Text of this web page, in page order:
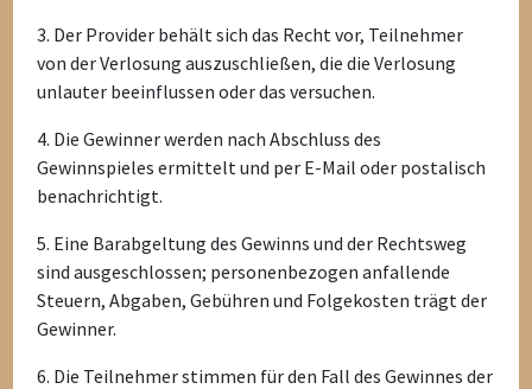
3. Der Provider behält sich das Recht vor, Teilnehmer
von der Verlosung auszuschließen, die die Verlosung
unlauter beeinflussen oder das versuchen.
4. Die Gewinner werden nach Abschluss des
Gewinnspieles ermittelt und per E-Mail oder postalisch
benachrichtigt.
5. Eine Barabgeltung des Gewinns und der Rechtsweg
sind ausgeschlossen; personenbezogen anfallende
Steuern, Abgaben, Gebühren und Folgekosten trägt der
Gewinner.
6. Die Teilnehmer stimmen für den Fall des Gewinnes der